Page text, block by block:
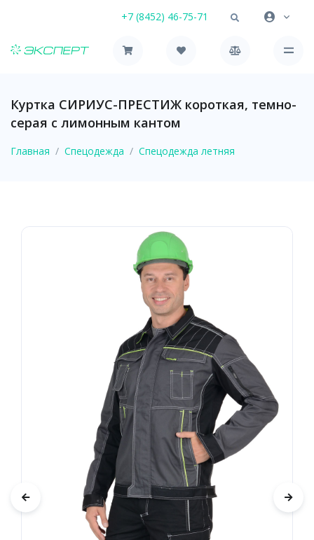
+7 (8452) 46-75-71
Куртка СИРИУС-ПРЕСТИЖ короткая, темно-
серая с лимонным кантом
Главная Спецодежда Спецодежда летняя